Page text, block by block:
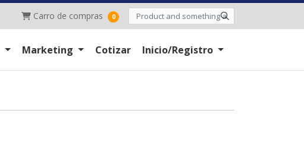
Carro de compras
Carro de compras 0
Marketing Cotizar Inicio/Registro